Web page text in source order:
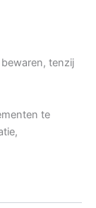
tenzij
te